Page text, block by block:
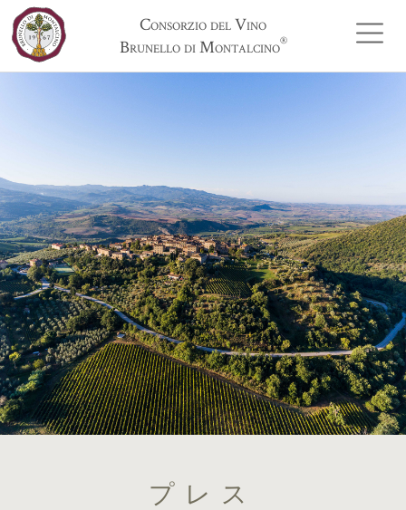
Consorzio del Vino
Brunello di Montalcino®
プレス